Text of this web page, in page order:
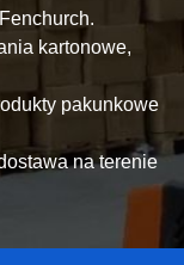
kartonowe,
pakunkowe
na terenie